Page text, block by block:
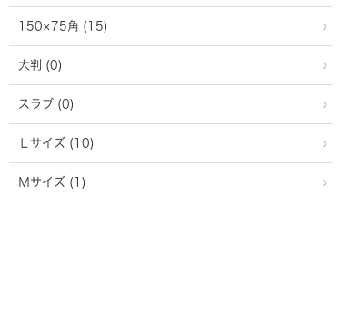
150×75角 (15)
大判 (0)
スラブ (0)
Ｌサイズ (10)
Ｍサイズ (1)